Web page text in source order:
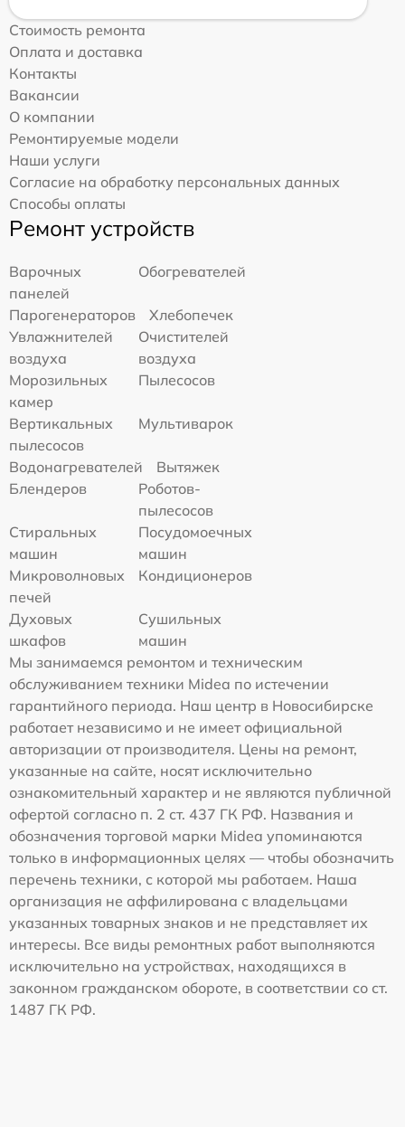
Стоимость ремонта
Оплата и доставка
Контакты
Вакансии
О компании
Ремонтируемые модели
Наши услуги
Согласие на обработку персональных данных
Способы оплаты
Ремонт устройств
Варочных
панелей
Обогревателей
Парогенераторов
Хлебопечек
Увлажнителей
воздуха
Очистителей
воздуха
Морозильных
камер
Пылесосов
Вертикальных
пылесосов
Мультиварок
Водонагревателей
Вытяжек
Блендеров
Роботов-
пылесосов
Стиральных
машин
Посудомоечных
машин
Микроволновых
печей
Кондиционеров
Духовых
шкафов
Сушильных
машин
Мы занимаемся ремонтом и техническим
обслуживанием техники Midea по истечении
гарантийного периода. Наш центр в Новосибирске
работает независимо и не имеет официальной
авторизации от производителя. Цены на ремонт,
указанные на сайте, носят исключительно
ознакомительный характер и не являются публичной
офертой согласно п. 2 ст. 437 ГК РФ. Названия и
обозначения торговой марки Midea упоминаются
только в информационных целях — чтобы обозначить
перечень техники, с которой мы работаем. Наша
организация не аффилирована с владельцами
указанных товарных знаков и не представляет их
интересы. Все виды ремонтных работ выполняются
исключительно на устройствах, находящихся в
законном гражданском обороте, в соответствии со ст.
1487 ГК РФ.